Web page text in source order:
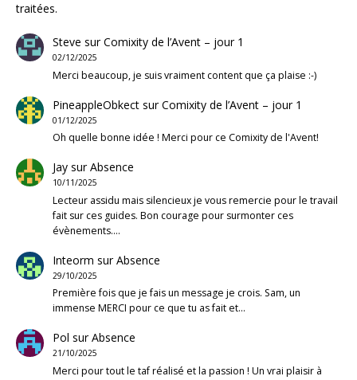
traitées.
Steve surComixity de l’Avent – jour 1
02/12/2025
Merci beaucoup, je suis vraiment content que ça plaise :-)
PineappleObkectsurComixity de l’Avent – jour 1
01/12/2025
Oh quelle bonne idée ! Merci pour ce Comixity de l'Avent!
JaysurAbsence
10/11/2025
Lecteur assidu mais silencieux je vous remercie pour le travail
fait sur ces guides. Bon courage pour surmonter ces
évènements.…
Inteorm surAbsence
29/10/2025
Première fois que je fais un message je crois. Sam, un
immense MERCI pour ce que tu as fait et…
Pol surAbsence
21/10/2025
Merci pour tout le taf réalisé et la passion ! Un vrai plaisir à